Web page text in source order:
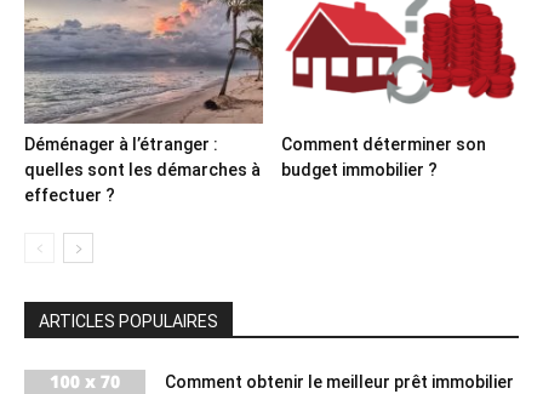
Déménager à l’étranger :
quelles sont les démarches à
effectuer ?
Comment déterminer son
budget immobilier ?
ARTICLES POPULAIRES
Comment obtenir le meilleur prêt immobilier